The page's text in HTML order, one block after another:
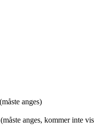
anges)
anges, kommer inte